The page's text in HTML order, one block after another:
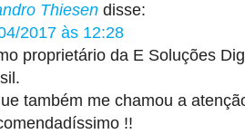
Thiesen disse:
2017 às 12:28
proprietário da E Soluções
também me chamou a
!!